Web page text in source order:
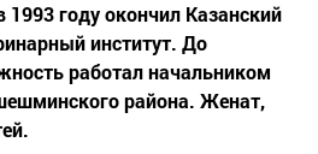
году окончил Казанский
институт. До
работал начальником
района. Женат,